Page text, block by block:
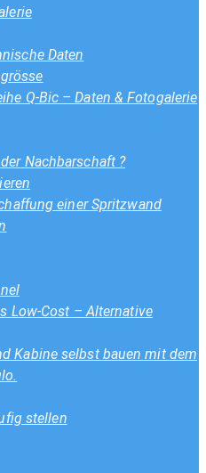
Daten
Q-Bic – Daten & Fotogalerie
Nachbarschaft ?
einer Spritzwand
Low-Cost – Alternative
Kabine selbst bauen mit dem
stellen